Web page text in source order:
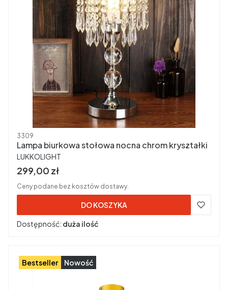
Kod produktu
3309
Lampa biurkowa stołowa nocna chrom kryształki
PRODUCENT
LUKKOLIGHT
Cena brutto
299,00 zł
Ceny podane bez kosztów dostawy.
DO KOSZYKA
Dostępność: duża ilość
Bestseller Nowość